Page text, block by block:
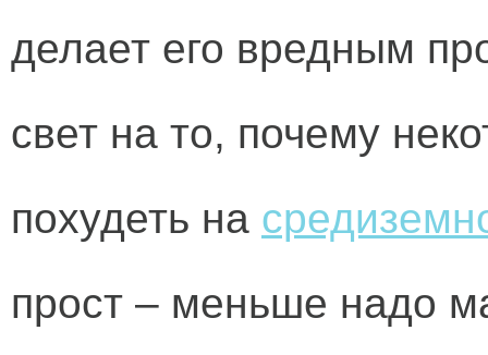
делает его вредным
свет на то, почему
похудеть на
прост – меньше надо